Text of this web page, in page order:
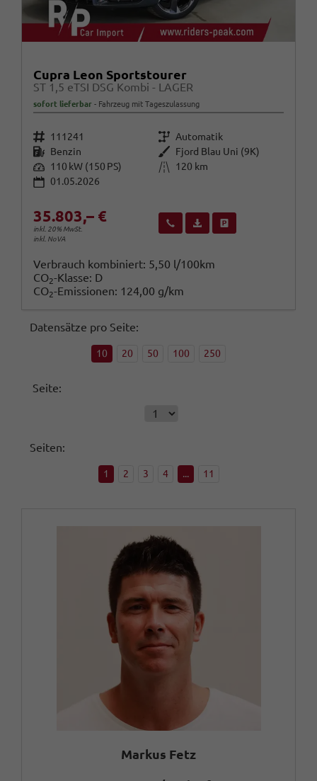
Cupra Leon Sportstourer
ST 1,5 eTSI DSG Kombi - LAGER
sofort lieferbar Fahrzeug mit Tageszulassung
Fahrzeugnr. 111241 Getriebe Automatik
Kraftstoff Benzin Außenfarbe
Fjord Blau Uni (9K)
Leistung 110 kW (150 PS) Kilometerstand
120 km
01.05.2026
35.803,– €
inkl. 20% MwSt.
inkl. NoVA
Wir rufen Sie anFahrzeugexposé (PDF)
Verbrauch kombiniert: 5,50 l/100km
CO2-Klasse: D
CO2-Emissionen: 124,00 g/km
Datensätze pro Seite:
10 20 50 100 250
Seite:
Seiten:
1 2 3 4 ... 11
Markus Fetz